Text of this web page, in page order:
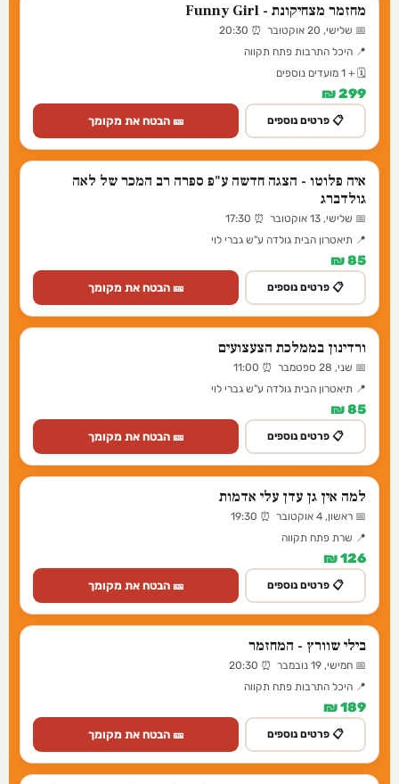
מחזמר מצחיקונת - Funny Girl
📅 שלישי, 20 אוקטובר ⏰ 20:30
📍 היכל התרבות פתח תקווה
🗓️ + 1 מועדים נוספים
299 ₪
📋 פרטים נוספים 🎫 הבטח את מקומך
איה פלוטו - הצגה חדשה ע"פ ספרה רב המכר של לאה
גולדברג
📅 שלישי, 13 אוקטובר ⏰ 17:30
📍 תיאטרון הבית גולדה ע"ש גברי לוי
85 ₪
📋 פרטים נוספים 🎫 הבטח את מקומך
ורדינון בממלכת הצעצועים
📅 שני, 28 ספטמבר ⏰ 11:00
📍 תיאטרון הבית גולדה ע"ש גברי לוי
85 ₪
📋 פרטים נוספים 🎫 הבטח את מקומך
למה אין גן עדן עלי אדמות
📅 ראשון, 4 אוקטובר ⏰ 19:30
📍 שרת פתח תקווה
126 ₪
📋 פרטים נוספים 🎫 הבטח את מקומך
בילי שוורץ - המחזמר
📅 חמישי, 19 נובמבר ⏰ 20:30
📍 היכל התרבות פתח תקווה
189 ₪
📋 פרטים נוספים 🎫 הבטח את מקומך